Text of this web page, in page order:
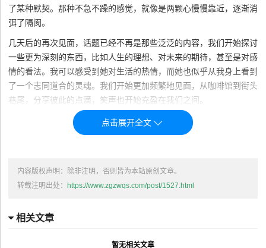
了某种默契。那种不急不躁的感觉，就像是两颗心慢慢靠近，逐渐消
弭了隔阂。
几天后的再次见面，话题已经不再是那些泛泛的内容，我们开始探讨
一些更为深刻的东西，比如人生的理想、对未来的期待，甚至是对感
情的看法。我可以感受到她对生活的热情，而她也似乎从我身上看到
了一个志同道合的灵魂。我们开始更加频繁地见面，从咖啡馆到街头
巷尾，分享彼此的点滴，笑声也开始充盈在我们之间。
第一次牵手，是在一个傍晚。那时我们正在公园里散步，太阳已经落
山，天边的余晖给大地披上了一层柔和的金色。走在那条小道上，我
她的手温暖而柔软，握在我手心里仿佛有一种奇妙的力量。那是我们
的温度在悄悄传递着我们的情感，而这一刻，不需要言语，所有的一
内容版权声明：除非注明，否则皆为本站原创文章。
转载注明出处： https://www.zgzwqs.com/post/1527.html
相关文章
暂无相关文章